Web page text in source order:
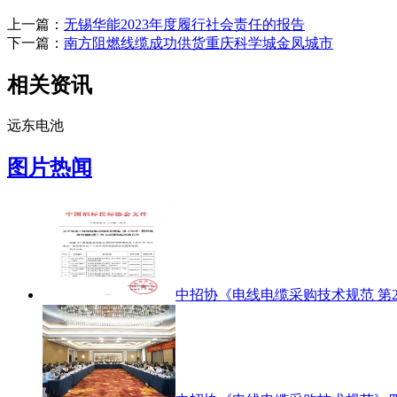
上一篇： 无锡华能2023年度履行社会责任的报告
下一篇： 南方阻燃线缆成功供货重庆科学城金凤城市
相关资讯
远东电池
图片热闻
中招协《电线电缆采购技术规范 第